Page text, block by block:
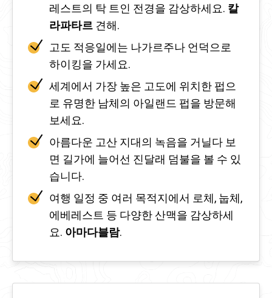
레스트의 탁 트인 전경을 감상하세요. 칼
라파타르 견해.
고도 적응일에는 나가르주나 언덕으로
하이킹을 가세요.
세계에서 가장 높은 고도에 위치한 펍으
로 유명한 남체의 아일랜드 펍을 방문해
보세요.
아름다운 고산 지대의 녹음을 거닐다 보
면 길가에 늘어선 진달래 덤불을 볼 수 있
습니다.
여행 일정 중 여러 목적지에서 로체, 눕체,
에베레스트 등 다양한 산맥을 감상하세
요. 아마다블람.